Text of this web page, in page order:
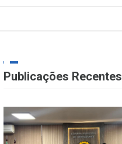
Publicações Recentes